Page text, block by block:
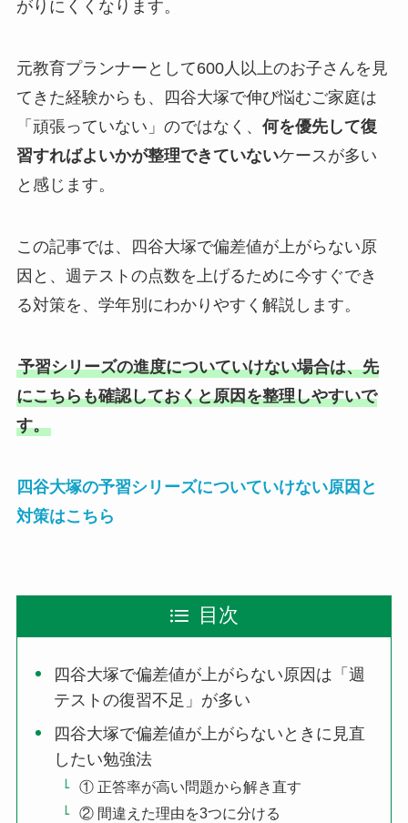
がりにくくなります。
元教育プランナーとして600人以上のお子さんを見
てきた経験からも、四谷大塚で伸び悩むご家庭は
「頑張っていない」のではなく、 何を優先して復
習すればよいかが整理できていないケースが多い
と感じます。
この記事では、四谷大塚で偏差値が上がらない原
因と、週テストの点数を上げるために今すぐでき
る対策を、学年別にわかりやすく解説します。
予習シリーズの進度についていけない場合は、先
にこちらも確認しておくと原因を整理しやすいで
す。
四谷大塚の予習シリーズについていけない原因と
対策はこちら
目次
四谷大塚で偏差値が上がらない原因は「週
テストの復習不足」が多い
四谷大塚で偏差値が上がらないときに見直
したい勉強法
① 正答率が高い問題から解き直す
② 間違えた理由を3つに分ける